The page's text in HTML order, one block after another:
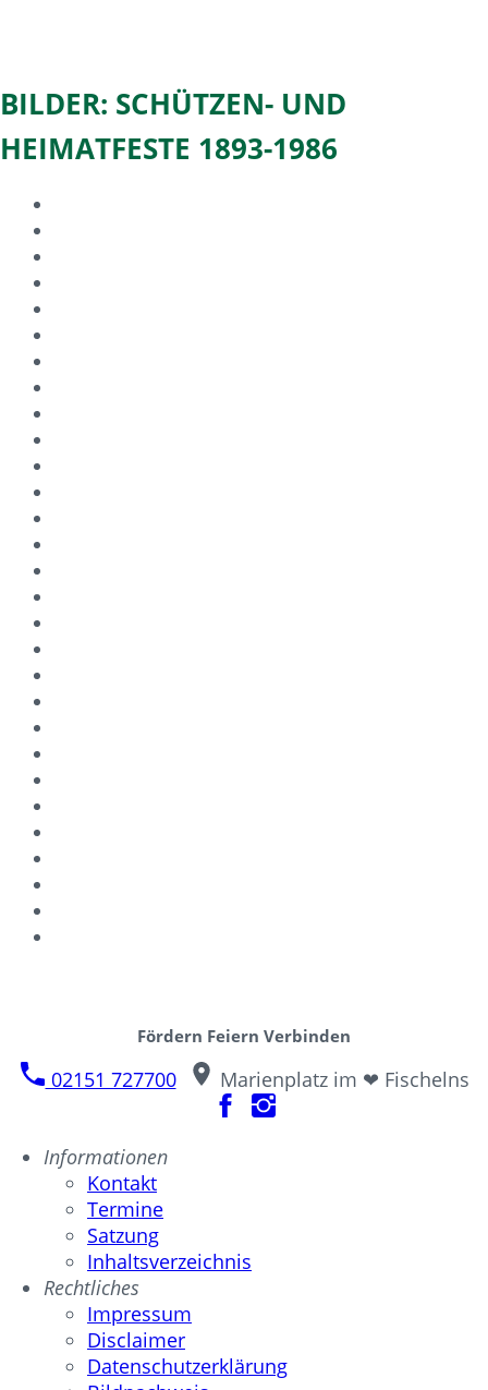
BILDER: SCHÜTZEN- UND
HEIMATFESTE 1893-1986
Fördern Feiern Verbinden
02151 727700 Marienplatz im ❤ Fischelns
Informationen
Kontakt
Termine
Satzung
Inhaltsverzeichnis
Rechtliches
Impressum
Disclaimer
Datenschutzerklärung